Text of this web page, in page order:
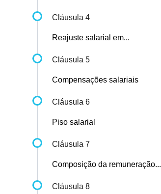
Cláusula 4
Reajuste salarial em...
Cláusula 5
Compensações salariais
Cláusula 6
Piso salarial
Cláusula 7
Composição da remuneração...
Cláusula 8